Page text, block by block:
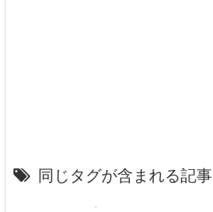
同じタグが含まれる記事